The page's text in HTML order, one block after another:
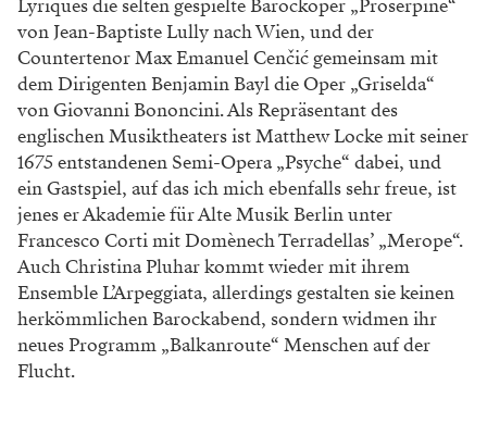
Lyriques die selten gespielte Barockoper „Proserpine“
von Jean-Baptiste Lully nach Wien, und der
Countertenor Max Emanuel Cenčić gemeinsam mit
dem Dirigenten Benjamin Bayl die Oper „Griselda“
von Giovanni Bononcini. Als Repräsentant des
englischen Musiktheaters ist Matthew Locke mit seiner
1675 entstandenen Semi-Opera „Psyche“ dabei, und
ein Gastspiel, auf das ich mich ebenfalls sehr freue, ist
jenes er Akademie für Alte Musik Berlin unter
Francesco Corti mit Domènech Terradellas’ „Merope“.
Auch Christina Pluhar kommt wieder mit ihrem
Ensemble L’Arpeggiata, allerdings gestalten sie keinen
herkömmlichen Barockabend, sondern widmen ihr
neues Programm „Balkanroute“ Menschen auf der
Flucht.